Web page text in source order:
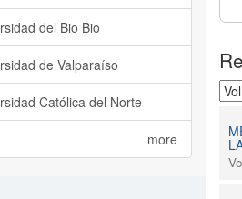
del Bio Bio
de Valparaíso
Católica del Norte
more